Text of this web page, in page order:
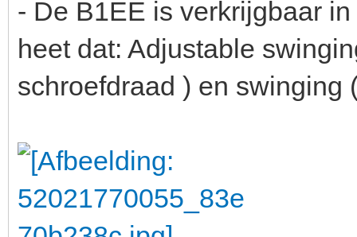
- De B1EE is verkrijgbaar
heet dat: Adjustable
schroefdraad ) en swinging